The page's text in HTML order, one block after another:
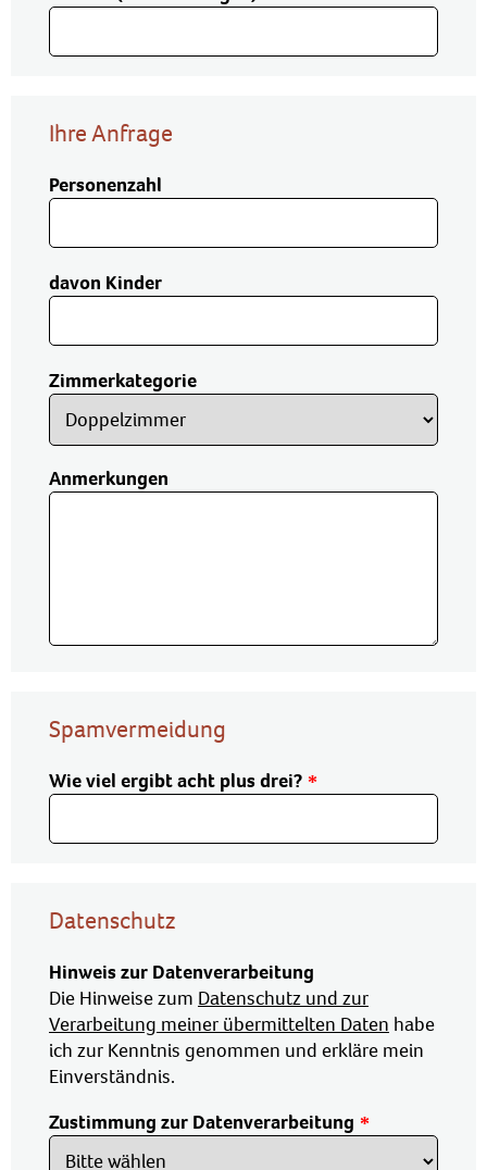
Ihre Anfrage
Personenzahl
davon Kinder
Zimmerkategorie
Anmerkungen
Spamvermeidung
Wie viel ergibt acht plus drei?
Datenschutz
Hinweis zur Datenverarbeitung
Die Hinweise zum Datenschutz und zur
Verarbeitung meiner übermittelten Daten habe
ich zur Kenntnis genommen und erkläre mein
Einverständnis.
Zustimmung zur Datenverarbeitung